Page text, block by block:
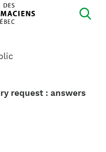
request : answers